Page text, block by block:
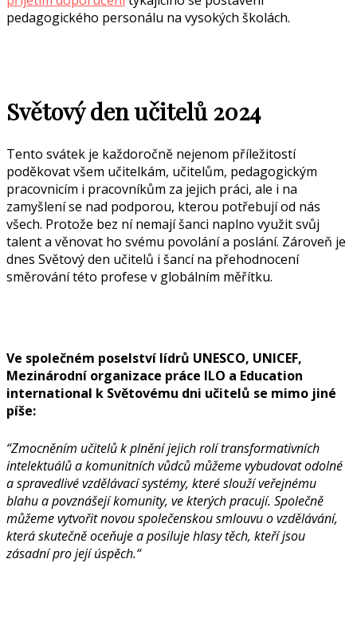
pedagogického personálu na vysokých školách.
Světový den učitelů 2024
Tento svátek je každoročně nejenom příležitostí
poděkovat všem učitelkám, učitelům, pedagogickým
pracovnicím i pracovníkům za jejich práci, ale i na
zamyšlení se nad podporou, kterou potřebují od nás
všech. Protože bez ní nemají šanci naplno využit svůj
talent a věnovat ho svému povolání a poslání. Zároveň je
dnes Světový den učitelů i šancí na přehodnocení
směrování této profese v globálním měřítku.
Ve společném poselství lídrů UNESCO, UNICEF,
Mezinárodní organizace práce ILO a Education
international k Světovému dni učitelů se mimo jiné
píše:
“Zmocněním učitelů k plnění jejich rolí transformativních
intelektuálů a komunitních vůdců můžeme vybudovat odolné
a spravedlivé vzdělávací systémy, které slouží veřejnému
blahu a povznášejí komunity, ve kterých pracují. Společně
můžeme vytvořit novou společenskou smlouvu o vzdělávání,
která skutečně oceňuje a posiluje hlasy těch, kteří jsou
zásadní pro její úspěch.“